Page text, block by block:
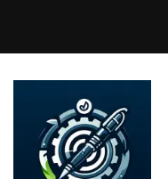
inhoud
(druk
Enter)